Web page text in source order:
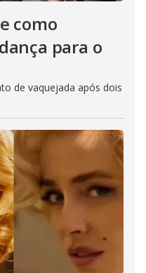
como
para o
de vaquejada após dois